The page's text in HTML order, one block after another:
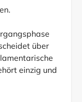
über
einzig und